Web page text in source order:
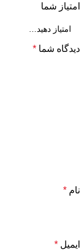
امتیاز شما
دیدگاه شما *
نام *
ایمیل *